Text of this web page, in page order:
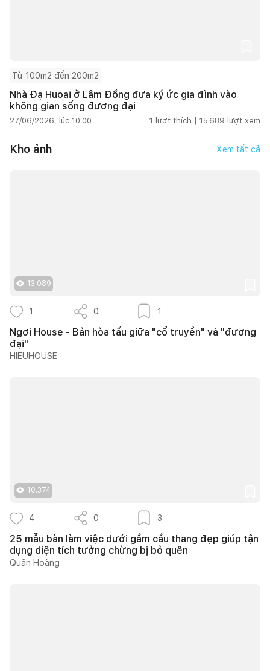
Từ 100m2 đến 200m2
Nhà Đạ Huoai ở Lâm Đồng đưa ký ức gia đình vào
không gian sống đương đại
27/06/2026, lúc 10:00 1 lượt thích | 15.689 lượt xem
Kho ảnh Xem tất cả
13.089
1 0 1
Ngơi House - Bản hòa tấu giữa "cổ truyền" và "đương
đại"
HIEUHOUSE
10.374
4 0 3
25 mẫu bàn làm việc dưới gầm cầu thang đẹp giúp tận
dụng diện tích tưởng chừng bị bỏ quên
Quân Hoàng